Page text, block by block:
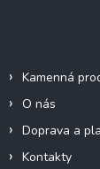
Kamenná
O nás
Doprava a
Kontakty